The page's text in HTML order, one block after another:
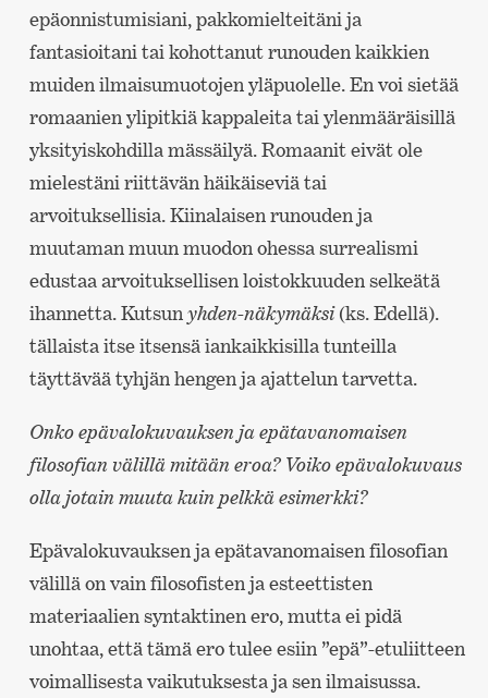
epäonnistumisiani, pakkomielteitäni ja
fantasioitani tai kohottanut runouden kaikkien
muiden ilmaisumuotojen yläpuolelle. En voi sietää
romaanien ylipitkiä kappaleita tai ylenmääräisillä
yksityiskohdilla mässäilyä. Romaanit eivät ole
mielestäni riittävän häikäiseviä tai
arvoituksellisia. Kiinalaisen runouden ja
muutaman muun muodon ohessa surrealismi
edustaa arvoituksellisen loistokkuuden selkeätä
ihannetta. Kutsun yhden-näkymäksi(ks. Edellä).
tällaista itse itsensä iankaikkisilla tunteilla
täyttävää tyhjän hengen ja ajattelun tarvetta.
Onko epävalokuvauksen ja epätavanomaisen
filosofian välillä mitään eroa? Voiko epävalokuvaus
olla jotain muuta kuin pelkkä esimerkki?
Epävalokuvauksen ja epätavanomaisen filosofian
välillä on vain filosofisten ja esteettisten
materiaalien syntaktinen ero, mutta ei pidä
unohtaa, että tämä ero tulee esiin ”epä”-etuliitteen
voimallisesta vaikutuksesta ja sen ilmaisussa.